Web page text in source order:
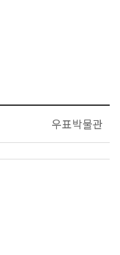
우표박물관